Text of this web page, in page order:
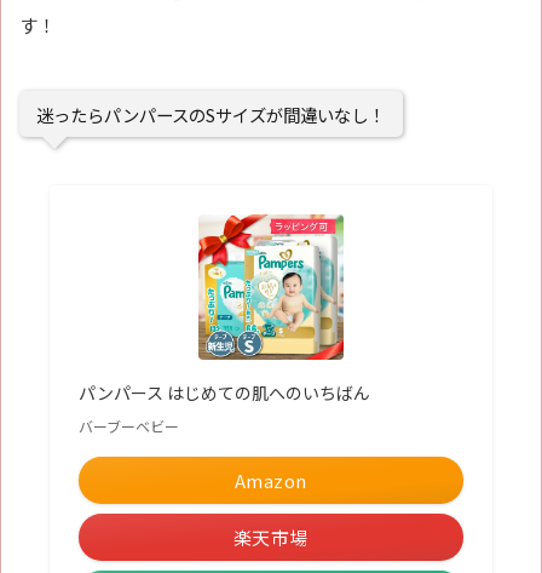
す！
迷ったらパンパースのSサイズが間違いなし！
パンパース はじめての肌へのいちばん
バーブーベビー
Amazon
楽天市場